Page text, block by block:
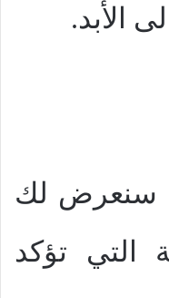
الأبد.
سنعرض لك
التي تؤكد